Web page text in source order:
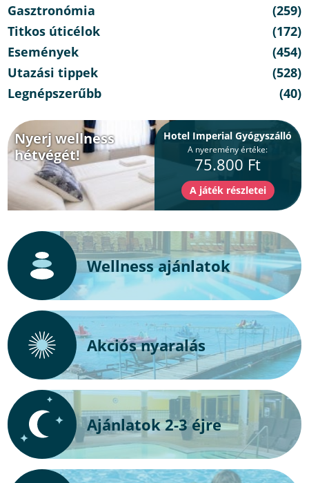
Gasztronómia
(259)
Titkos úticélok
(172)
Események
(454)
Utazási tippek
(528)
Legnépszerűbb
(40)
Nyerj wellness
hétvégét!
Hotel Imperial Gyógyszálló
A nyeremény értéke:
75.800 Ft
Wellness ajánlatok
Akciós nyaralás
Ajánlatok 2-3 éjre